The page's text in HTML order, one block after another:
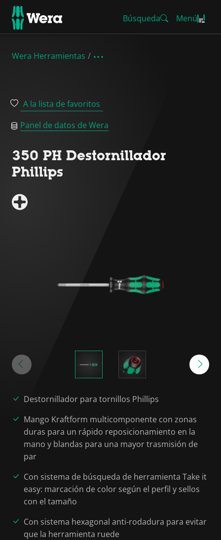
Búsqueda Menú
Wera Herramientas
A la lista de favoritos
Panel de datos de Wera
350 PH Destornillador
Phillips
Destornillador para tornillos Phillips
Mango Kraftform multicomponente con zonas
duras para un rápido reposicionamiento en la
mano y blandas para una mayor trasmisión de
par
Con sistema de búsqueda de herramienta Take it
easy: marcación de color según el perfil y sellos
con el tamaño
Con sistema hexagonal anti-rodadura para evitar
que la herramienta ruede